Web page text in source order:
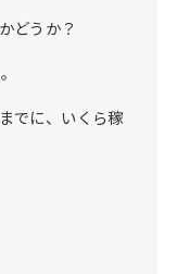
どうか？
でに、いくら稼